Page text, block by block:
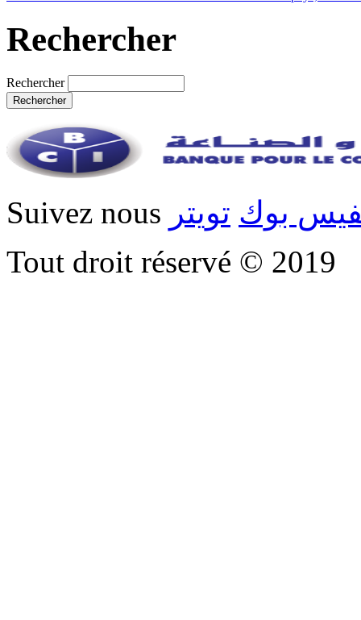
Rechercher
Rechercher
Suivez nous بوك تويتر
Tout droit réservé © 2019